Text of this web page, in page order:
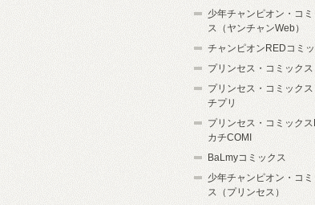
少年チャンピオン・コミ
ス（ヤンチャンWeb）
チャンピオンREDコミ
プリンセス・コミックス
プリンセス・コミックス
チプリ
プリンセス・コミック
カチCOMI
BaLmyコミックス
少年チャンピオン・コミ
ス（プリンセス）